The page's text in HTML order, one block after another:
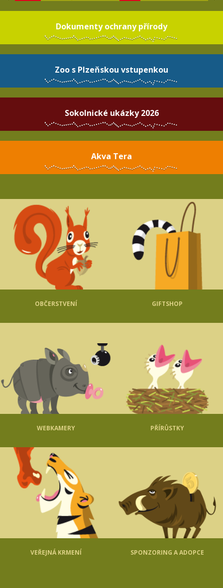
Dokumenty ochrany přírody
Zoo s Plzeňskou vstupenkou
Sokolnické ukázky 2026
Akva Tera
OBČERSTVENÍ GIFTSHOP
WEBKAMERY PŘÍRŮSTKY
VEŘEJNÁ KRMENÍ SPONZORING A ADOPCE